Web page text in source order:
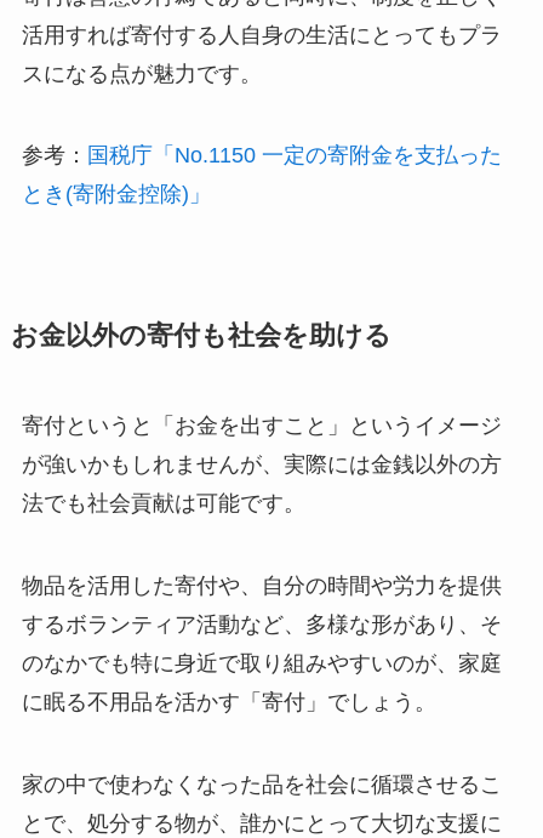
活用すれば寄付する人自身の生活にとってもプラ
スになる点が魅力です。
参考： 国税庁「No.1150 一定の寄附金を支払った
とき(寄附金控除)」
お金以外の寄付も社会を助ける
寄付というと「お金を出すこと」というイメージ
が強いかもしれませんが、実際には金銭以外の方
法でも社会貢献は可能です。
物品を活用した寄付や、自分の時間や労力を提供
するボランティア活動など、多様な形があり、そ
のなかでも特に身近で取り組みやすいのが、家庭
に眠る不用品を活かす「寄付」でしょう。
家の中で使わなくなった品を社会に循環させるこ
とで、処分する物が、誰かにとって大切な支援に